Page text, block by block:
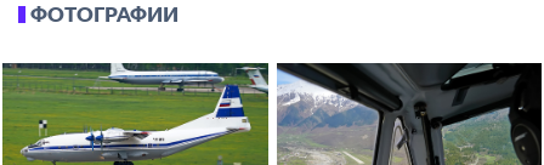
ФОТОГРАФИИ